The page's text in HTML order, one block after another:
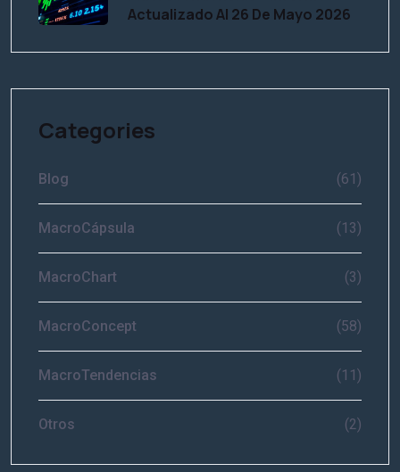
Actualizado Al 26 De Mayo 2026
Categories
Blog (61)
MacroCápsula (13)
MacroChart (3)
MacroConcept (58)
MacroTendencias (11)
Otros (2)